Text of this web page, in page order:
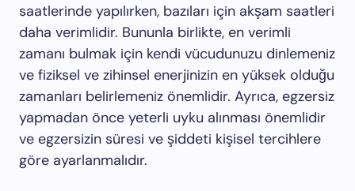
saatlerinde yapılırken, bazıları için akşam saatleri
daha verimlidir. Bununla birlikte, en verimli
zamanı bulmak için kendi vücudunuzu dinlemeniz
ve fiziksel ve zihinsel enerjinizin en yüksek olduğu
zamanları belirlemeniz önemlidir. Ayrıca, egzersiz
yapmadan önce yeterli uyku alınması önemlidir
ve egzersizin süresi ve şiddeti kişisel tercihlere
göre ayarlanmalıdır.